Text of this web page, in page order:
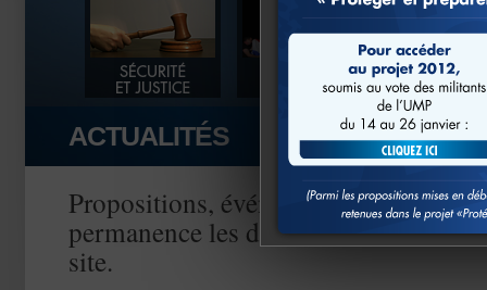
ACTUALITÉS
Propositions, événements, vidéos…
permanence les dernières
site.